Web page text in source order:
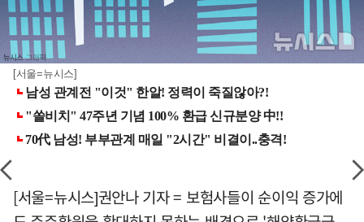
[서울=뉴시스]
[서울=뉴시스]권안나 기자 = 보험사들이 순이익 증가에